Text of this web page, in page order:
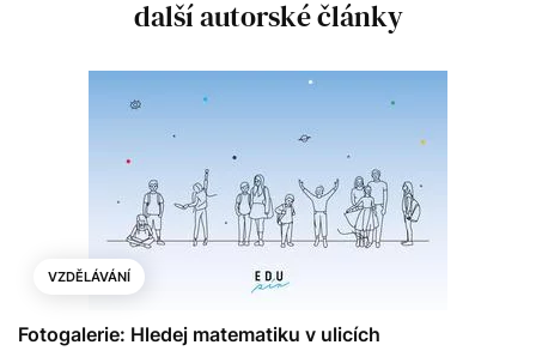
další autorské články
VZDĚLÁVÁNÍ
Fotogalerie: Hledej matematiku v ulicích